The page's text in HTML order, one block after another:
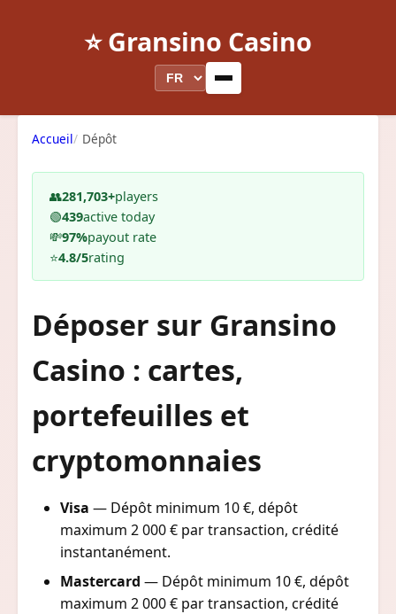
⭐ Gransino Casino
Accueil Dépôt
👥281,703+players
🟢439active today
💸97%payout rate
⭐4.8/5rating
Déposer sur Gransino
Casino : cartes,
portefeuilles et
cryptomonnaies
Visa — Dépôt minimum 10 €, dépôt
maximum 2 000 € par transaction, crédité
instantanément.
Mastercard — Dépôt minimum 10 €, dépôt
maximum 2 000 € par transaction, crédité